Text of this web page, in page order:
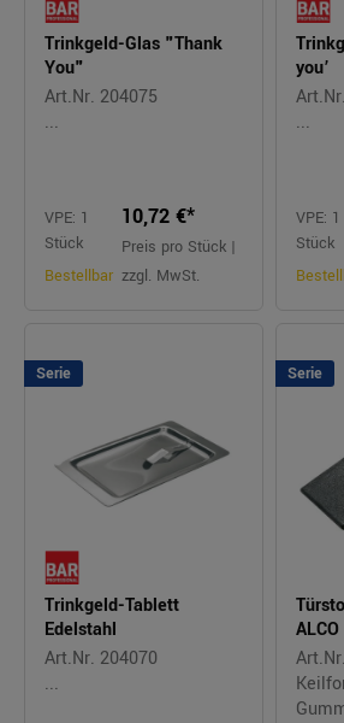
Trinkgeld-Glas "Thank
You"
Art.Nr. 204075
...
VPE: 1
Stück
Bestellbar
10,72 €*
Preis pro Stück |
zzgl. MwSt.
you’
...
VPE: 1
Stück
Serie
Trinkgeld-Tablett
Edelstahl
Art.Nr. 204070
...
Serie
ALCO